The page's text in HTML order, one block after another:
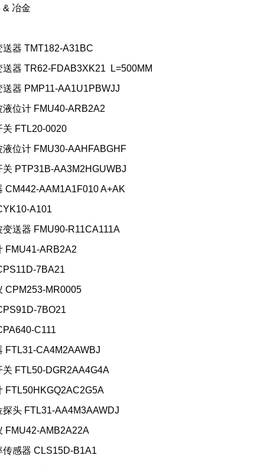
& 冶金
送器 TMT182-A31BC
送器 TR62-FDAB3XK21 L=500MM
送器 PMP11-AA1U1PBWJJ
液位计 FMU40-ARB2A2
关 FTL20-0020
液位计 FMU30-AAHFABGHF
关 PTP31B-AA3M2HGUWBJ
CM442-AAM1A1F010 A+AK
A101
变送器 FMU90-R11CA111A
FMU41-ARB2A2
7BA21
CPM253-MR0005
7BO21
C111
FTL31-CA4M2AAWBJ
关 FTL50-DGR2AA4G4A
FTL50HKGQ2AC2G5A
探头 FTL31-AA4M3AAWDJ
FMU42-AMB2A22A
传感器 CLS15D-B1A1